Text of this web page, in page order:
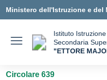
Ministero dell'Istruzione e del
Istituto Istruzione
Secondaria
"ETTORE
Circolare 639